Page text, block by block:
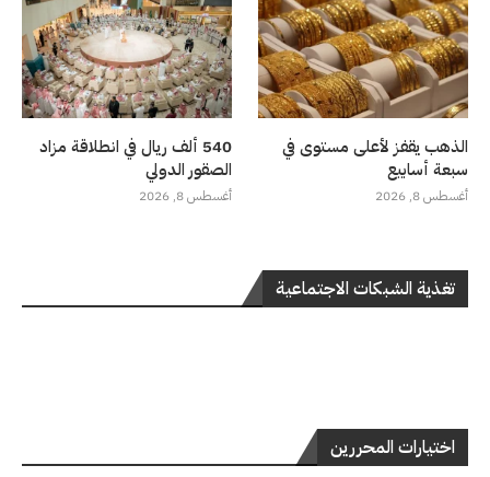
الذهب يقفز لأعلى مستوى في
سبعة أسابيع
أغسطس 8, 2026
540 ألف ريال في انطلاقة مزاد
الصقور الدولي
أغسطس 8, 2026
تغذية الشبكات الاجتماعية
اختيارات المحررين